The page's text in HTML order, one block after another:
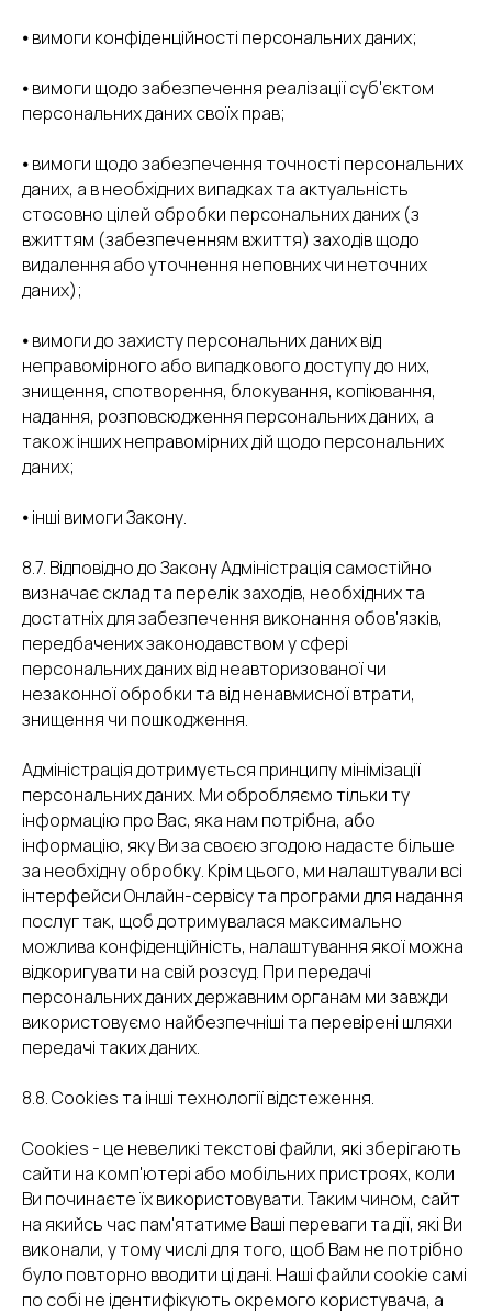
⦁ вимоги конфіденційності персональних даних;
⦁ вимоги щодо забезпечення реалізації суб'єктом
персональних даних своїх прав;
⦁ вимоги щодо забезпечення точності персональних
даних, а в необхідних випадках та актуальність
стосовно цілей обробки персональних даних (з
вжиттям (забезпеченням вжиття) заходів щодо
видалення або уточнення неповних чи неточних
даних);
⦁ вимоги до захисту персональних даних від
неправомірного або випадкового доступу до них,
знищення, спотворення, блокування, копіювання,
надання, розповсюдження персональних даних, а
також інших неправомірних дій щодо персональних
даних;
⦁ інші вимоги Закону.
8.7. Відповідно до Закону Адміністрація самостійно
визначає склад та перелік заходів, необхідних та
достатніх для забезпечення виконання обов'язків,
передбачених законодавством у сфері
персональних даних від неавторизованої чи
незаконної обробки та від ненавмисної втрати,
знищення чи пошкодження.
Адміністрація дотримується принципу мінімізації
персональних даних. Ми обробляємо тільки ту
інформацію про Вас, яка нам потрібна, або
інформацію, яку Ви за своєю згодою надасте більше
за необхідну обробку. Крім цього, ми налаштували всі
інтерфейси Онлайн-сервісу та програми для надання
послуг так, щоб дотримувалася максимально
можлива конфіденційність, налаштування якої можна
відкоригувати на свій розсуд. При передачі
персональних даних державним органам ми завжди
використовуємо найбезпечніші та перевірені шляхи
передачі таких даних.
8.8. Cookies та інші технології відстеження.
Cookies - це невеликі текстові файли, які зберігають
сайти на комп'ютері або мобільних пристроях, коли
Ви починаєте їх використовувати. Таким чином, сайт
на якийсь час пам'ятатиме Ваші переваги та дії, які Ви
виконали, у тому числі для того, щоб Вам не потрібно
було повторно вводити ці дані. Наші файли cookie самі
по собі не ідентифікують окремого користувача, а